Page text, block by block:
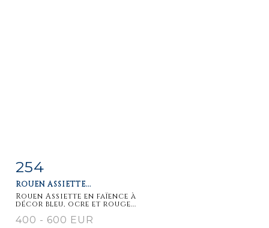
Item detail
254
ROUEN ASSIETTE...
Rouen Assiette en faïence à
décor bleu, ocre et rouge...
400 - 600 EUR